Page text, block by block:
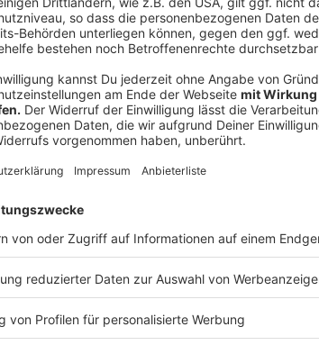
jedes Grad weniger etwa sechs
darauf achten, dass die warme,
ungeheizten Räume gelangt. Dort
so unser Experte.
Anzeige
Weitere Tipps von der
Für alle Fragen hat die Zeit am
Verbraucherzentrale bietet eine
unter
verbraucherzentrale.nrw
. Und
Umrüstung. Mehr dazu gibt es auf der